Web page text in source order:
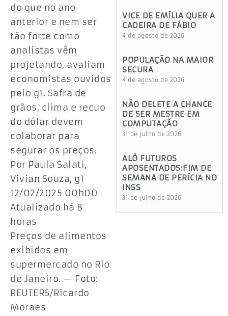
do que no ano
anterior e nem ser
tão forte como
analistas vêm
projetando, avaliam
economistas ouvidos
pelo g1. Safra de
grãos, clima e recuo
do dólar devem
colaborar para
segurar os preços.
Por Paula Salati,
Vivian Souza, g1
12/02/2025 00h00
Atualizado há 8
horas
Preços de alimentos
exibidos em
supermercado no Rio
de Janeiro. — Foto:
REUTERS/Ricardo
Moraes
VICE DE EMÍLIA QUER A
CADEIRA DE FÁBIO
4 de agosto de 2026
POPULAÇÃO NA MAIOR
SECURA
4 de agosto de 2026
NÃO DELETE A CHANCE
DE SER MESTRE EM
COMPUTAÇÃO
31 de julho de 2026
ALÔ FUTUROS
APOSENTADOS:FIM DE
SEMANA DE PERÍCIA NO
INSS
31 de julho de 2026